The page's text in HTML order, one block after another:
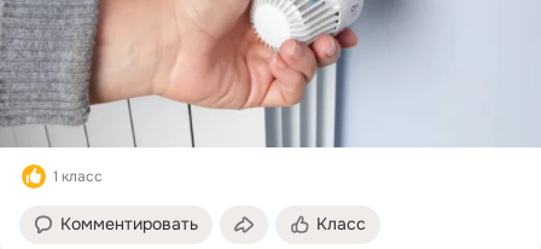
1 класс
Комментировать Класс